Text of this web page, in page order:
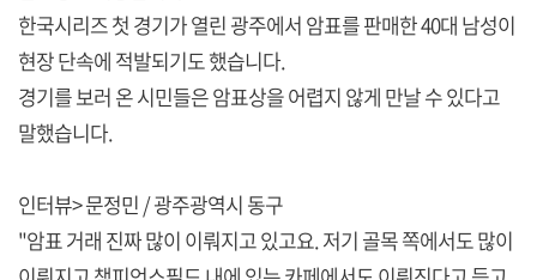
한국시리즈 첫 경기가 열린 광주에서 암표를 판매한 40대 남성이
현장 단속에 적발되기도 했습니다.
경기를 보러 온 시민들은 암표상을 어렵지 않게 만날 수 있다고
말했습니다.
인터뷰> 문정민 / 광주광역시 동구
"암표 거래 진짜 많이 이뤄지고 있고요. 저기 골목 쪽에서도 많이